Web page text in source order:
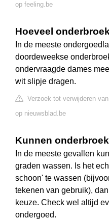
op feeling.be
Hoeveel
In de meeste
doordeweekse
ondervraagde dames
wit slipje dragen.
Verzoek tot verwijderen
op nieuwsblad.be
Kunnen
In de meeste gevallen
graden wassen. Is het
schoon' te wassen
tekenen van gebruik),
keuze. Check wel altijd
ondergoed.